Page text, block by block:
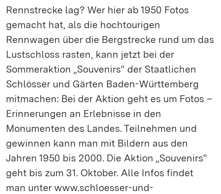
Rennstrecke lag? Wer hier ab 1950 Fotos
gemacht hat, als die hochtourigen
Rennwagen über die Bergstrecke rund um das
Lustschloss rasten, kann jetzt bei der
Sommeraktion „Souvenirs“ der Staatlichen
Schlösser und Gärten Baden-Württemberg
mitmachen: Bei der Aktion geht es um Fotos –
Erinnerungen an Erlebnisse in den
Monumenten des Landes. Teilnehmen und
gewinnen kann man mit Bildern aus den
Jahren 1950 bis 2000. Die Aktion „Souvenirs“
geht bis zum 31. Oktober. Alle Infos findet
man unter www.schloesser-und-